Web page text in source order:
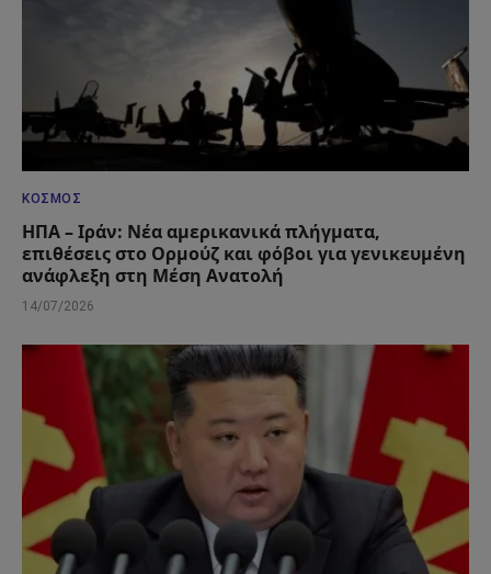
ΚΌΣΜΟΣ
ΗΠΑ – Ιράν: Νέα αμερικανικά πλήγματα,
επιθέσεις στο Ορμούζ και φόβοι για γενικευμένη
ανάφλεξη στη Μέση Ανατολή
14/07/2026